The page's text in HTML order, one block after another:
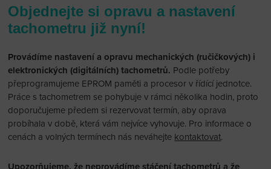
Objednejte si opravu a nastavení
tachometru již nyní!
Provádíme nastavení a opravu mechanických (ručičkových) i
elektronických (digitálních) tachometrů. Podle potřeby
přeprogramujeme EPROM paměti a procesor v řídící jednotce.
Práce s tachometrem se pohybuje v rámci několika hodin, proto
doporučujeme předem si rezervovat termín, aby oprava
probíhala v době, která vám nejvíce vyhovuje. Pro informace o
cenách a volných termínech nás neváhejte kontaktovat.
Upozorňujeme, že neprovádíme stáčení tachometrů a že